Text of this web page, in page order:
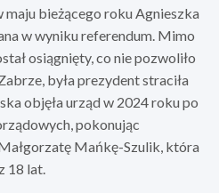
maju bieżącego roku Agnieszka
w wyniku referendum. Mimo
osiągnięty, co nie pozwoliło
była prezydent straciła
objęła urząd w 2024 roku po
pokonując
Mańkę-Szulik, która
18 lat.